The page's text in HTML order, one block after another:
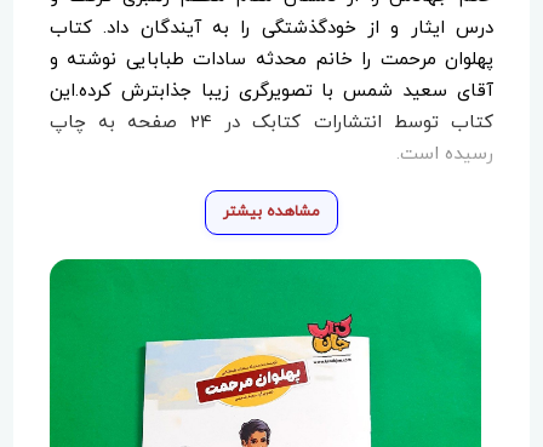
درس ایثار و از خودگذشتگی را به آیندگان داد. کتاب
پهلوان مرحمت را خانم محدثه سادات طبابایی نوشته و
آقای سعید شمس با تصویرگری زیبا جذابترش کرده.این
کتاب توسط انتشارات کتابک در 24 صفحه به چاپ
رسیده است.
مشاهده بیشتر